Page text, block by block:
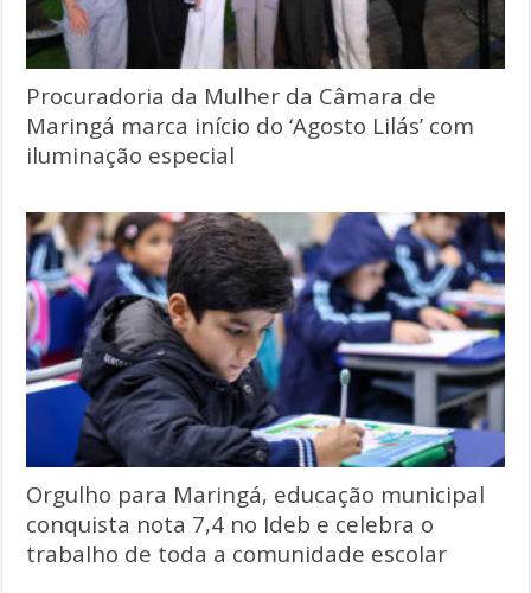
Procuradoria da Mulher da Câmara de
Maringá marca início do ‘Agosto Lilás’ com
iluminação especial
Orgulho para Maringá, educação municipal
conquista nota 7,4 no Ideb e celebra o
trabalho de toda a comunidade escolar